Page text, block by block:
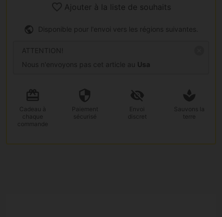
Ajouter à la liste de souhaits
Disponible pour l'envoi vers les régions suivantes.
ATTENTION!
Nous n'envoyons pas cet article au Usa
Cadeau à
chaque
commande
Paiement
sécurisé
Envoi
discret
Sauvons la
terre